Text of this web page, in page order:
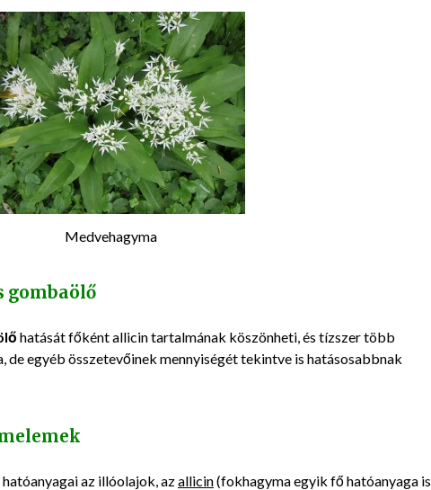
Medvehagyma
gombaölő
hatását főként allicin tartalmának köszönheti, és tízszer több
egyéb összetevőinek mennyiségét tekintve is hatásosabbnak
az illóolajok, azallicin(fokhagyma egyik fő hatóanyaga is